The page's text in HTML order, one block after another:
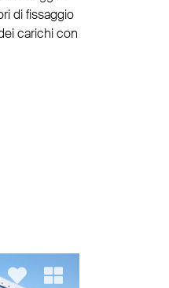
di fissaggio
carichi con